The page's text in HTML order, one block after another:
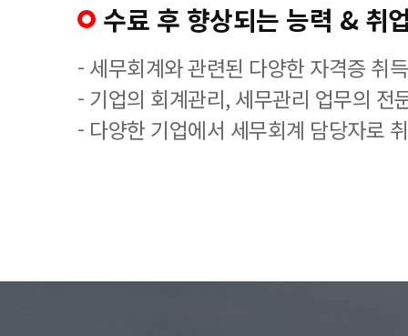
수료 후 향상되는 능력 & 취
- 세무회계와 관련된 다양한 자격증 취
- 기업의 회계관리, 세무관리 업무의 전
- 다양한 기업에서 세무회계 담당자로